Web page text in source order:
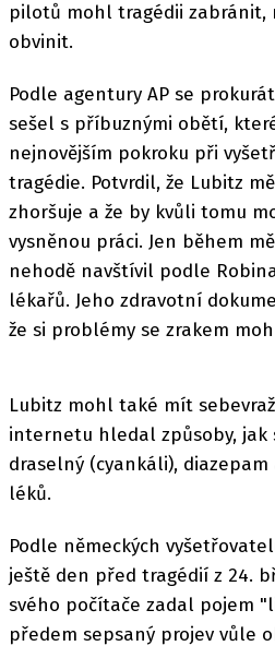
pilotů mohl tragédii zabránit,
obvinit.
Podle agentury AP se
sešel s příbuznými obětí,
nejnovějším pokroku při
tragédie. Potvrdil, že Lubitz
zhoršuje a že by kvůli tomu
vysněnou práci. Jen během
nehodě navštívil podle
lékařů. Jeho zdravotní
že si problémy se zrakem
Lubitz mohl také mít
internetu hledal způsoby, jak
draselný (cyankáli),
léků.
Podle německých
ještě den před tragédií z 24.
svého počítače zadal pojem
předem sepsaný projev vůle